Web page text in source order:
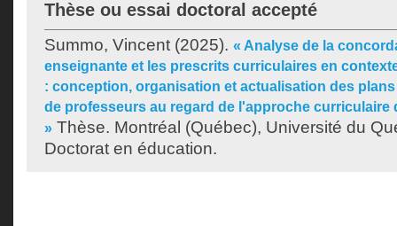
Thèse ou essai doctoral accepté
Summo, Vincent (2025). « Analyse de la
enseignante et les prescrits curriculaires en
: conception, organisation et actualisation des
de professeurs au regard de l'approche curriculaire
» Thèse. Montréal (Québec), Université du
Doctorat en éducation.